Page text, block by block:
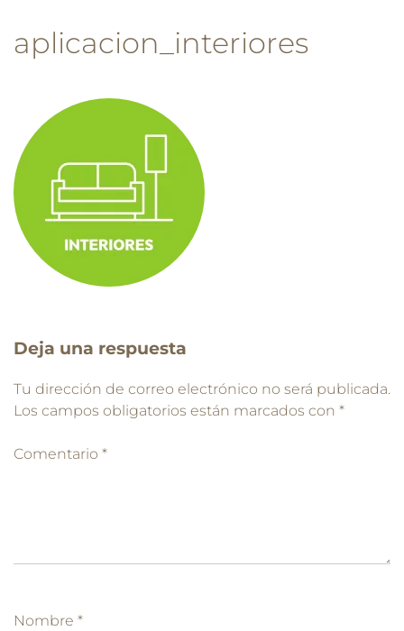
aplicacion_interiores
Deja una respuesta
Tu dirección de correo electrónico no será publicada.
Los campos obligatorios están marcados con *
Comentario *
Nombre *